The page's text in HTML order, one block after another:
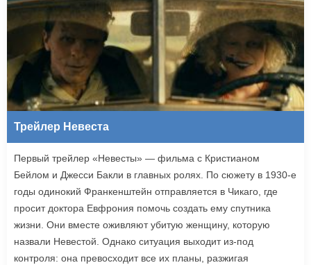
Трейлер Невеста
Первый трейлер «Невесты» — фильма с Кристианом
Бейлом и Джесси Бакли в главных ролях. По сюжету в 1930-е
годы одинокий Франкенштейн отправляется в Чикаго, где
просит доктора Евфрония помочь создать ему спутника
жизни. Они вместе оживляют убитую женщину, которую
назвали Невестой. Однако ситуация выходит из-под
контроля: она превосходит все их планы, разжигая